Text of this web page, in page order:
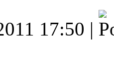
17:50 |